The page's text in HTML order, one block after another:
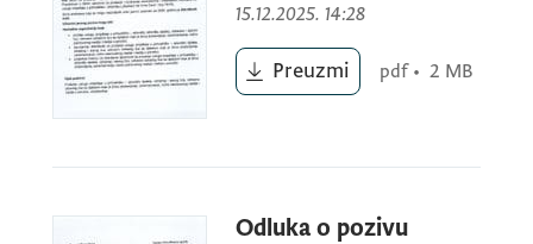
15.12.2025. 14:28
Preuzmi pdf • 2 MB
Odluka o pozivu